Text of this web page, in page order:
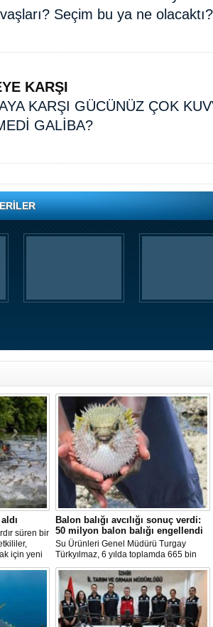
Seçim bu ya ne olacaktı?
KARŞI
KARŞI GÜCÜNÜZ ÇOK
GALİBA?
süren bir
için yeni
Balon balığı avcılığı sonuç verdi:
50 milyon balon balığı engellendi
Su Ürünleri Genel Müdürü Turgay
Türkyılmaz, 6 yılda toplamda 665 bin
balon balığının ekosistemden
uzaklaştırıldığını belirterek, "Balon balığı
avcılığı sayesinde, yaklaşık 50 milyon
yeni balon balığının ekosisteme
katılması önlendi." dedi.